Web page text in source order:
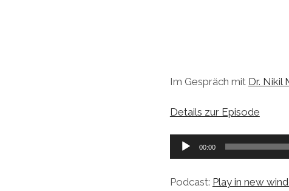
Im Gespräch mit Dr. Nikil
Details zur Episode
Audio-
Player
00:00
Podcast: Play in new